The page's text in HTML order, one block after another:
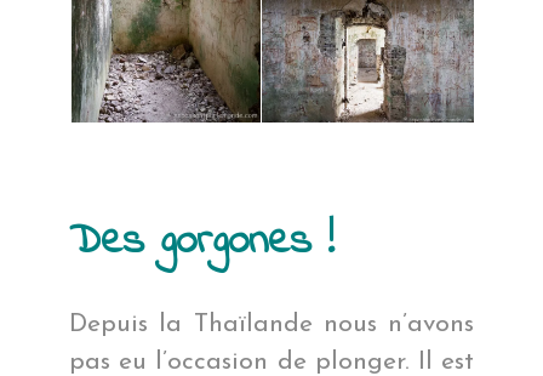
Des gorgones !
Depuis la Thaïlande nous n’avons
pas eu l’occasion de plonger. Il est